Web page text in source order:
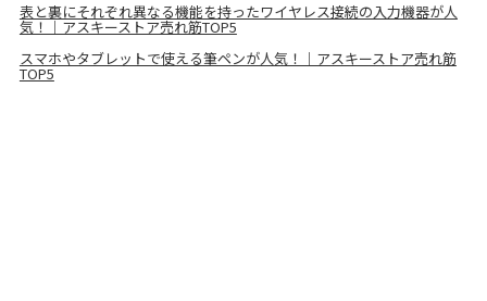
表と裏にそれぞれ異なる機能を持ったワイヤレス接続の入力機器が人
気！｜アスキーストア売れ筋TOP5
スマホやタブレットで使える筆ペンが人気！｜アスキーストア売れ筋
TOP5